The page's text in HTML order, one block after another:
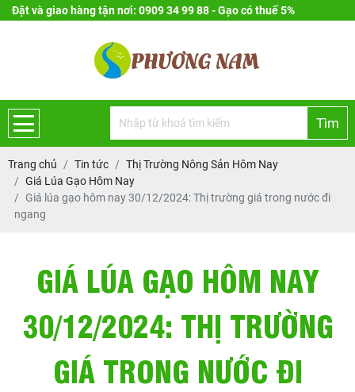
Đặt và giao hàng tận nơi: 0909 34 99 88 - Gạo có thuế 5%
Tìm
Trang chủ Tin tức
Thị Trường Nông Sản Hôm Nay
Giá Lúa Gạo Hôm Nay
Giá lúa gạo hôm nay 30/12/2024: Thị trường giá trong nước đi
ngang
GIÁ LÚA GẠO HÔM NAY
30/12/2024: THỊ TRƯỜNG
GIÁ TRONG NƯỚC ĐI